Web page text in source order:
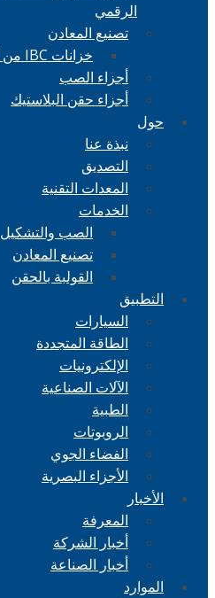
الرقمي
تصنيع المعادن
خزانات IBC من الفولاذ المقاوم للصدأ
أجزاء الصب
أجزاء حقن البلاستيك
حول
نبذة عنا
التصديق
المعدات التقنية
الخدمات
الصب والتشكيل
تصنيع المعادن
القولبة بالحقن
التطبيق
السيارات
الطاقة المتجددة
الإلكترونيات
الآلات الصناعية
الطبية
الروبوتات
الفضاء الجوي
الأجزاء البصرية
الأخبار
المعرفة
أخبار الشركة
أخبار الصناعة
الموارد